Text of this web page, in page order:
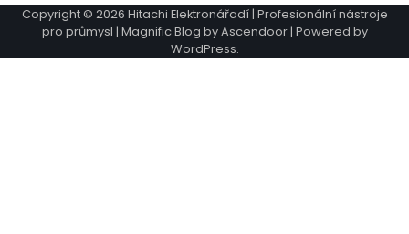
Copyright © 2026 Hitachi Elektronářadí | Profesionální nástroje
pro průmysl | Magnific Blog byAscendoor| Powered by
WordPress.